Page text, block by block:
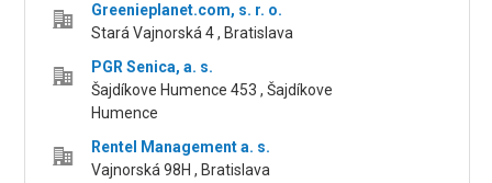
Greenieplanet.com, s. r. o.
Stará Vajnorská 4 , Bratislava
PGR Senica, a. s.
Šajdíkove Humence 453 , Šajdíkove
Humence
Rentel Management a. s.
Vajnorská 98H , Bratislava